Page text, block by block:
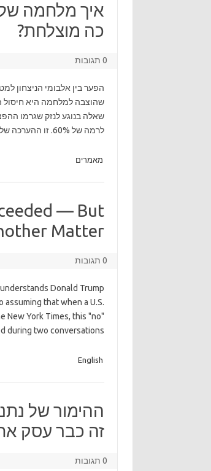
איך מלחמה
כה מוצלחת?
0 תגובות
הפער בין אלבומי הניצחון
שהוצבה למלחמה היא חיסול
שאלה בנוגע לנזק שגרמו
לרמה של 60%. זו ההערכה של האיחוד
מאמרים
— But
Matter
0 תגובות
Donald Trump
that when a U.S.
New York Times, this "no"
during two conversations
English
ההימור של
זה כבר עסק
0 תגובות